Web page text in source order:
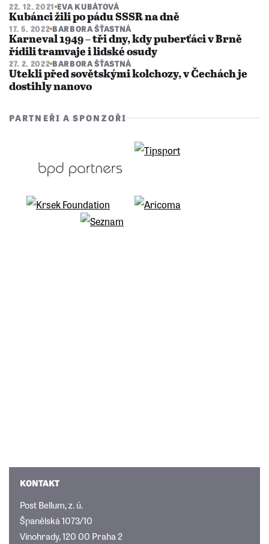
22. 12. 2021 EVA KUBÁTOVÁ
Kubánci žili po pádu SSSR na dně
17. 5. 2022 BARBORA ŠŤASTNÁ
Karneval 1949 – tři dny, kdy puberťáci v Brně
řídili tramvaje i lidské osudy
27. 2. 2022 BARBORA ŠŤASTNÁ
Utekli před sovětskými kolchozy, v Čechách je
dostihly nanovo
PARTNEŘI A SPONZOŘI
KONTAKT
Post Bellum, z. ú.
Španělská 1073/10
Vinohrady, 120 00 Praha 2